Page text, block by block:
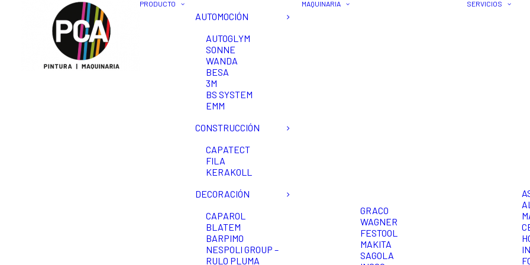
PRODUCTO
AUTOMOCIÓN
AUTOGLYM
SONNE
WANDA
BESA
3M
BS SYSTEM
EMM
CONSTRUCCIÓN
CAPATECT
FILA
KERAKOLL
DECORACIÓN
CAPAROL
BLATEM
BARPIMO
NESPOLI GROUP –
RULO PLUMA
MAQUINARIA
GRACO
WAGNER
FESTOOL
MAKITA
SAGOLA
SERVICIOS